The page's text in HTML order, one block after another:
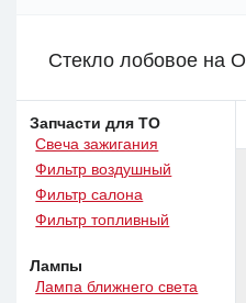
Стекло лобовое на
Запчасти для ТО
Свеча зажигания
Фильтр воздушный
Фильтр салона
Фильтр топливный
Лампы
Лампа ближнего света